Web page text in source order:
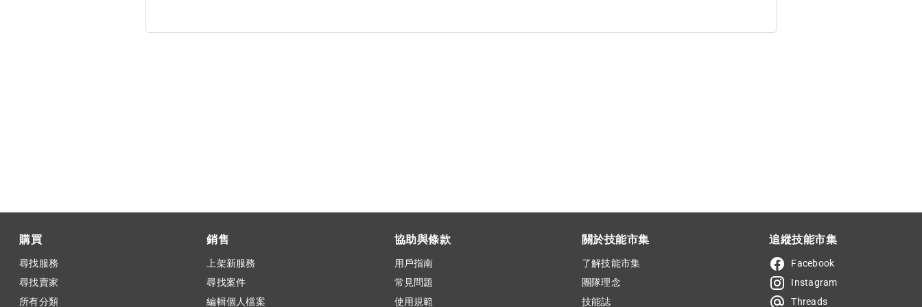
購買
尋找服務
尋找賣家
所有分類
銷售
上架新服務
尋找案件
編輯個人檔案
協助與條款
用戶指南
常見問題
使用規範
關於技能市集
了解技能市集
團隊理念
技能誌
追縱技能市集
Facebook
Instagram
Threads